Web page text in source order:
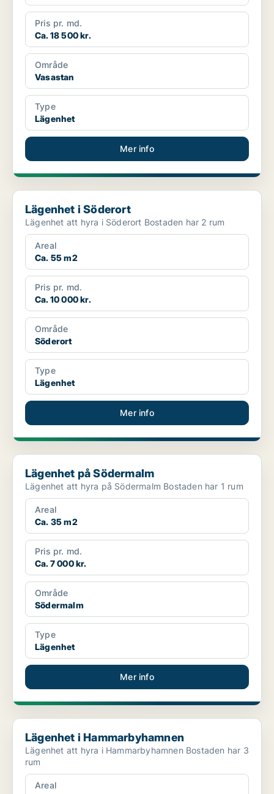
Pris pr. md.
Ca. 18 500 kr.
Område
Vasastan
Type
Lägenhet
Mer info
Lägenhet i Söderort
Lägenhet i Söderort
Lägenhet att hyra i Söderort Bostaden har 2 rum
Areal
Ca. 55 m2
Pris pr. md.
Ca. 10 000 kr.
Område
Söderort
Type
Lägenhet
Mer info
Lägenhet på Södermalm
Lägenhet på Södermalm
Lägenhet att hyra på Södermalm Bostaden har 1 rum
Areal
Ca. 35 m2
Pris pr. md.
Ca. 7 000 kr.
Område
Södermalm
Type
Lägenhet
Mer info
Lägenhet i Hammarbyhamnen
Lägenhet i Hammarbyhamnen
Lägenhet att hyra i Hammarbyhamnen Bostaden har 3
rum
Areal